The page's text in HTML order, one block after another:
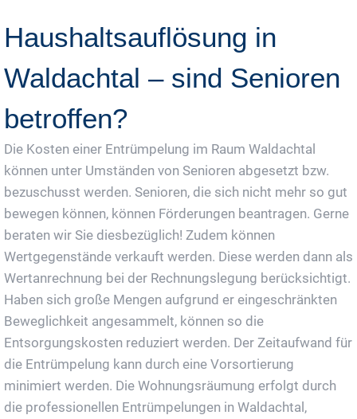
Haushaltsauflösung in
Waldachtal – sind Senioren
betroffen?
Die Kosten einer Entrümpelung im Raum Waldachtal
können unter Umständen von Senioren abgesetzt bzw.
bezuschusst werden. Senioren, die sich nicht mehr so gut
bewegen können, können Förderungen beantragen. Gerne
beraten wir Sie diesbezüglich! Zudem können
Wertgegenstände verkauft werden. Diese werden dann als
Wertanrechnung bei der Rechnungslegung berücksichtigt.
Haben sich große Mengen aufgrund er eingeschränkten
Beweglichkeit angesammelt, können so die
Entsorgungskosten reduziert werden. Der Zeitaufwand für
die Entrümpelung kann durch eine Vorsortierung
minimiert werden. Die Wohnungsräumung erfolgt durch
die professionellen Entrümpelungen in Waldachtal,